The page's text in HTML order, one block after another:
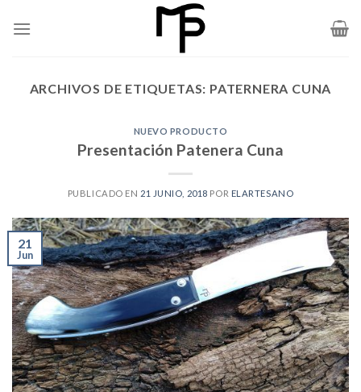
ARCHIVOS DE ETIQUETAS: PATERNERA CUNA
NUEVO PRODUCTO
Presentación Patenera Cuna
PUBLICADO EN 21 JUNIO, 2018 POR ELARTESANO
21
Jun